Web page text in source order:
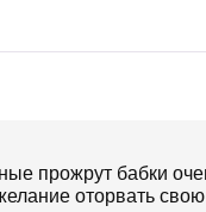
прожрут бабки
оторвать